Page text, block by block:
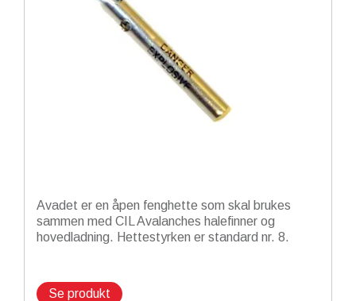
Avadet er en åpen fenghette som skal brukes
sammen med CIL Avalanches halefinner og
hovedladning. Hettestyrken er standard nr. 8.
Se produkt